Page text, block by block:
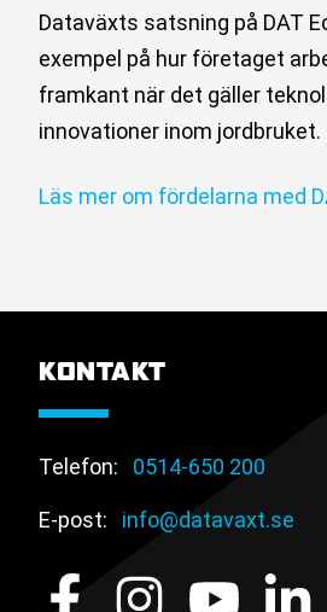
Dataväxts satsning på DAT
exempel på hur företaget
framkant när det gäller
innovationer inom jordbruket.
Läs mer om fördelarna med
KONTAKT
Telefon: 0514-650 200
E-post: info@datavaxt.se